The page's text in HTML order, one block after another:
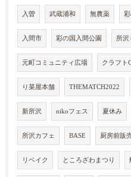
入曽 武蔵浦和 無農薬
入間市 彩の国入間公園 所沢
元町コミュニティ広場 クラフト
り菜屋本舗 THEMATCH2022
新所沢 nikoフェス 夏休み
所沢カフェ BASE 厨房前販
リベイク ところざわまつり